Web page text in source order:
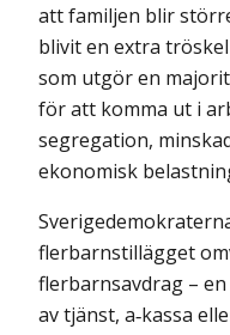
att familjen blir
blivit en extra
som utgör en
för att komma ut i
segregation,
ekonomisk
flerbarnstillägget
flerbarnsavdrag –
av tjänst, a‑kassa